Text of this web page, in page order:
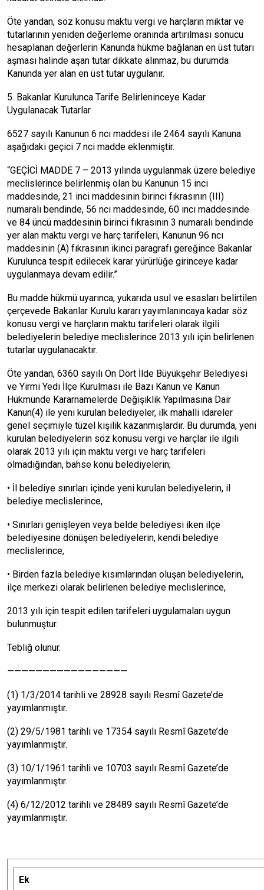
Öte yandan, söz konusu maktu vergi ve harçların miktar ve
tutarlarının yeniden değerleme oranında artırılması sonucu
hesaplanan değerlerin Kanunda hükme bağlanan en üst tutarı
aşması halinde aşan tutar dikkate alınmaz, bu durumda
Kanunda yer alan en üst tutar uygulanır.
5. Bakanlar Kurulunca Tarife Belirleninceye Kadar
Uygulanacak Tutarlar
6527 sayılı Kanunun 6 ncı maddesi ile 2464 sayılı Kanuna
aşağıdaki geçici 7 nci madde eklenmiştir.
“GEÇİCİ MADDE 7 – 2013 yılında uygulanmak üzere belediye
meclislerince belirlenmiş olan bu Kanunun 15 inci
maddesinde, 21 inci maddesinin birinci fıkrasının (III)
numaralı bendinde, 56 ncı maddesinde, 60 ıncı maddesinde
ve 84 üncü maddesinin birinci fıkrasının 3 numaralı bendinde
yer alan maktu vergi ve harç tarifeleri, Kanunun 96 ncı
maddesinin (A) fıkrasının ikinci paragrafı gereğince Bakanlar
Kurulunca tespit edilecek karar yürürlüğe girinceye kadar
uygulanmaya devam edilir.”
Bu madde hükmü uyarınca, yukarıda usul ve esasları belirtilen
çerçevede Bakanlar Kurulu kararı yayımlanıncaya kadar söz
konusu vergi ve harçların maktu tarifeleri olarak ilgili
belediyelerin belediye meclislerince 2013 yılı için belirlenen
tutarlar uygulanacaktır.
Öte yandan, 6360 sayılı On Dört İlde Büyükşehir Belediyesi
ve Yirmi Yedi İlçe Kurulması ile Bazı Kanun ve Kanun
Hükmünde Kararnamelerde Değişiklik Yapılmasına Dair
Kanun(4) ile yeni kurulan belediyeler, ilk mahalli idareler
genel seçimiyle tüzel kişilik kazanmışlardır. Bu durumda, yeni
kurulan belediyelerin söz konusu vergi ve harçlar ile ilgili
olarak 2013 yılı için maktu vergi ve harç tarifeleri
olmadığından, bahse konu belediyelerin;
• İl belediye sınırları içinde yeni kurulan belediyelerin, il
belediye meclislerince,
• Sınırları genişleyen veya belde belediyesi iken ilçe
belediyesine dönüşen belediyelerin, kendi belediye
meclislerince,
• Birden fazla belediye kısımlarından oluşan belediyelerin,
ilçe merkezi olarak belirlenen belediye meclislerince,
2013 yılı için tespit edilen tarifeleri uygulamaları uygun
bulunmuştur.
Tebliğ olunur.
—————————————————
(1) 1/3/2014 tarihli ve 28928 sayılı Resmî Gazete’de
yayımlanmıştır.
(2) 29/5/1981 tarihli ve 17354 sayılı Resmî Gazete’de
yayımlanmıştır.
(3) 10/1/1961 tarihli ve 10703 sayılı Resmî Gazete’de
yayımlanmıştır.
(4) 6/12/2012 tarihli ve 28489 sayılı Resmî Gazete’de
yayımlanmıştır.
Ek